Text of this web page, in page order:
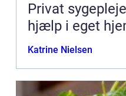
Privat sygepleje
hjælp i eget
Katrine Nielsen